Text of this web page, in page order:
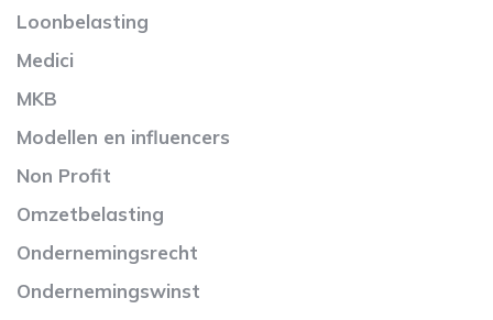
Loonbelasting
Medici
MKB
Modellen en influencers
Non Profit
Omzetbelasting
Ondernemingsrecht
Ondernemingswinst